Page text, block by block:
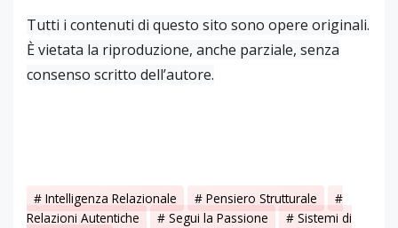
Tutti i contenuti di questo sito sono opere originali.
È vietata la riproduzione, anche parziale, senza
consenso scritto dell’autore.
Intelligenza Relazionale
Pensiero Strutturale
Relazioni Autentiche
Segui la Passione
Sistemi di